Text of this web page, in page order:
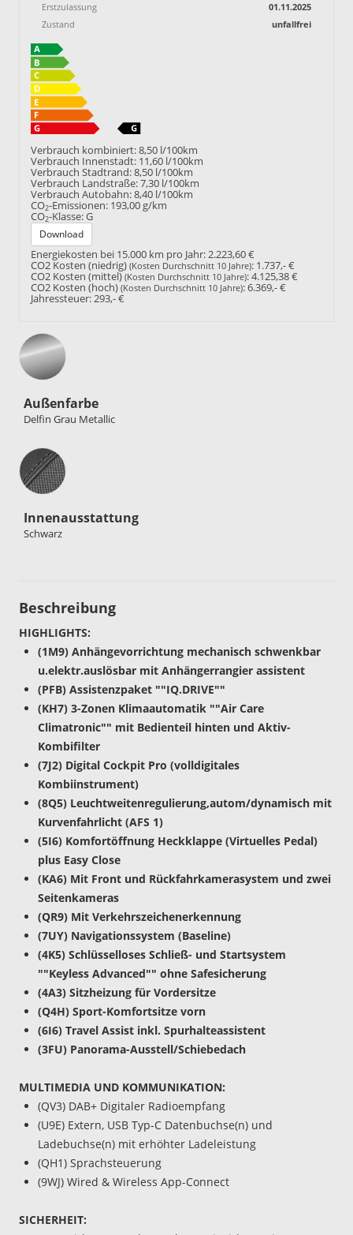
Erstzulassung
01.11.2025
Zustand
unfallfrei
Verbrauch kombiniert:8,50 l/100km
Verbrauch Innenstadt: 11,60 l/100km
Verbrauch Stadtrand:8,50 l/100km
Verbrauch Landstraße:7,30 l/100km
Verbrauch Autobahn:8,40 l/100km
CO2-Emissionen: 193,00 g/km
CO2-Klasse:G
Download
Energiekosten bei 15.000 km pro Jahr:2.223,60 €
CO2 Kosten (niedrig) (Kosten Durchschnitt 10 Jahre): 1.737,- €
CO2 Kosten (mittel) (Kosten Durchschnitt 10 Jahre):4.125,38 €
CO2 Kosten (hoch) (Kosten Durchschnitt 10 Jahre):6.369,- €
Jahressteuer:293,- €
Außenfarbe
Delfin Grau Metallic
Innenausstattung
Innenausstattung
Schwarz
Beschreibung
HIGHLIGHTS:
(1M9) Anhängevorrichtung mechanisch schwenkbar
u.elektr.auslösbar mit Anhängerrangier assistent
(PFB) Assistenzpaket ""IQ.DRIVE""
(KH7) 3-Zonen Klimaautomatik ""Air Care
Climatronic"" mit Bedienteil hinten und Aktiv-
Kombifilter
(7J2) Digital Cockpit Pro (volldigitales
Kombiinstrument)
(8Q5) Leuchtweitenregulierung,autom/dynamisch mit
Kurvenfahrlicht (AFS 1)
(5I6) Komfortöffnung Heckklappe (Virtuelles Pedal)
plus Easy Close
(KA6) Mit Front und Rückfahrkamerasystem und zwei
Seitenkameras
(QR9) Mit Verkehrszeichenerkennung
(7UY) Navigationssystem (Baseline)
(4K5) Schlüsselloses Schließ- und Startsystem
""Keyless Advanced"" ohne Safesicherung
(4A3) Sitzheizung für Vordersitze
(Q4H) Sport-Komfortsitze vorn
(6I6) Travel Assist inkl. Spurhalteassistent
(3FU) Panorama-Ausstell/Schiebedach
MULTIMEDIA UND KOMMUNIKATION:
(QV3) DAB+ Digitaler Radioempfang
(U9E) Extern, USB Typ-C Datenbuchse(n) und
Ladebuchse(n) mit erhöhter Ladeleistung
(QH1) Sprachsteuerung
(9WJ) Wired & Wireless App-Connect
SICHERHEIT: